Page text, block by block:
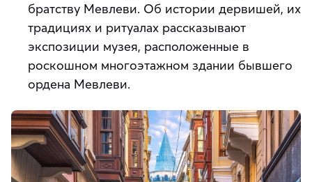
братству Мевлеви. Об истории дервишей, их
традициях и ритуалах рассказывают
экспозиции музея, расположенные в
роскошном многоэтажном здании бывшего
ордена Мевлеви.